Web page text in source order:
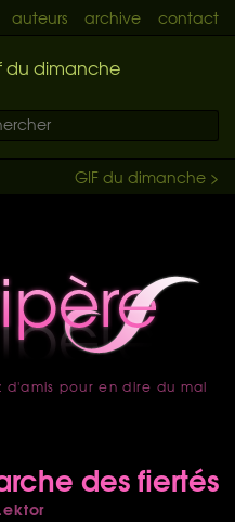
auteurs archive contact
du dimanche
GIF du dimanche >
pour en dire du mal
des fiertés